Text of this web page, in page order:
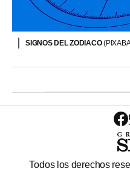
SIGNOS DEL ZODIACO
Todos los derechos